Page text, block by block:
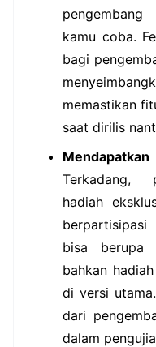
kamu coba.
bagi
memastikan
saat dirilis
Terkadang,
hadiah
bisa berupa
bahkan
di versi
dari
dalam